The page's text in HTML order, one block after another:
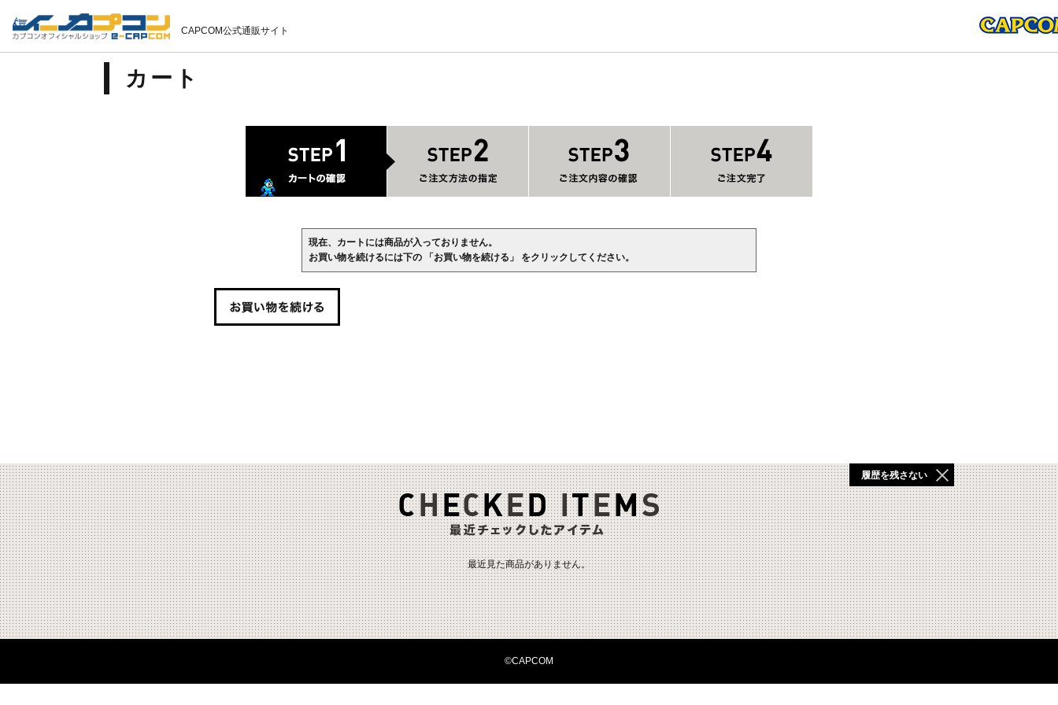
CAPCOM公式通販サイト
カート
現在、カートには商品が入っておりません。
お買い物を続けるには下の 「お買い物を続ける」 をクリックしてください。
最近見た商品がありません。
履歴を残さない
©CAPCOM